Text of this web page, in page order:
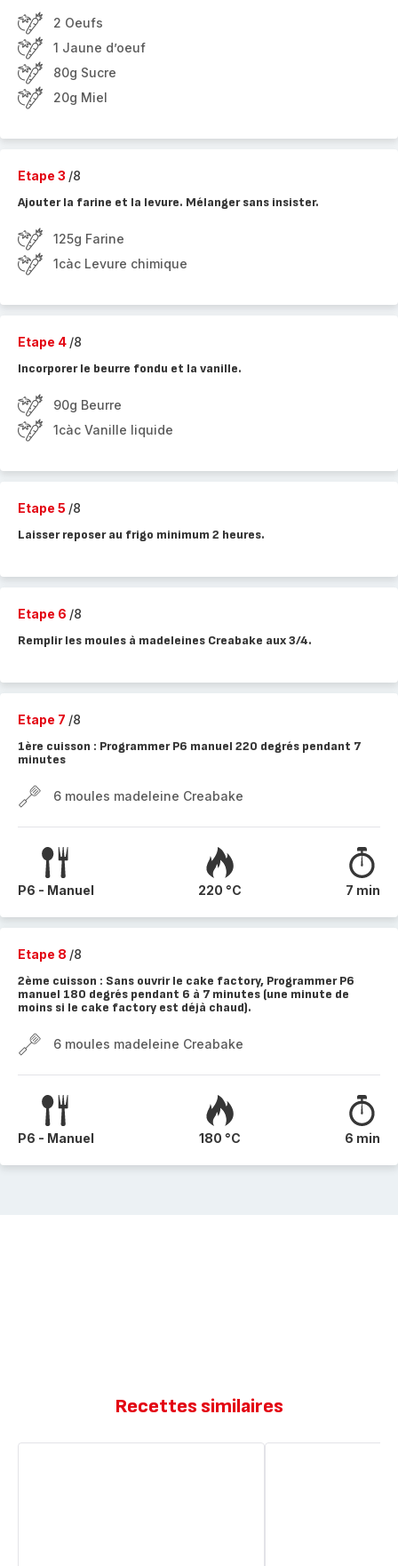
2 Oeufs
1 Jaune d’oeuf
80g Sucre
20g Miel
Etape 3 /8
Ajouter la farine et la levure. Mélanger sans insister.
125g Farine
1càc Levure chimique
Etape 4 /8
Incorporer le beurre fondu et la vanille.
90g Beurre
1càc Vanille liquide
Etape 5 /8
Laisser reposer au frigo minimum 2 heures.
Etape 6 /8
Remplir les moules à madeleines Creabake aux 3/4.
Etape 7 /8
1ère cuisson : Programmer P6 manuel 220 degrés pendant 7
minutes
6 moules madeleine Creabake
P6 - Manuel 220 °C 7 min
Etape 8 /8
2ème cuisson : Sans ouvrir le cake factory, Programmer P6
manuel 180 degrés pendant 6 à 7 minutes (une minute de
moins si le cake factory est déjà chaud).
6 moules madeleine Creabake
P6 - Manuel 180 °C 6 min
Recettes similaires